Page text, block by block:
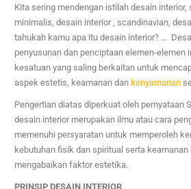
Kita sering mendengan istilah desain
minimalis, desain interior , scandinavian,
tahukah kamu apa itu desain interior? …
penyusunan dan penciptaan elemen-elemen
kesatuan yang saling berkaitan untuk
aspek estetis, keamanan dan kenyamanan
Pengertian diatas diperkuat oleh pernyataan
desain interior merupakan ilmu atau cara
memenuhi persyaratan untuk memperoleh
kebutuhan fisik dan spiritual serta keamanan
mengabaikan faktor estetika.
PRINSIP DESAIN INTERIOR